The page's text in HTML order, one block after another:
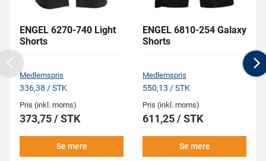
ENGEL 6270-740 Light
Shorts
Medlemspris
336,38 / STK
Pris (inkl. moms)
373,75 / STK
Se mere
ENGEL 6810-254 Galaxy
Shorts
Medlemspris
550,13 / STK
Pris (inkl. moms)
611,25 / STK
Se mere
Previous